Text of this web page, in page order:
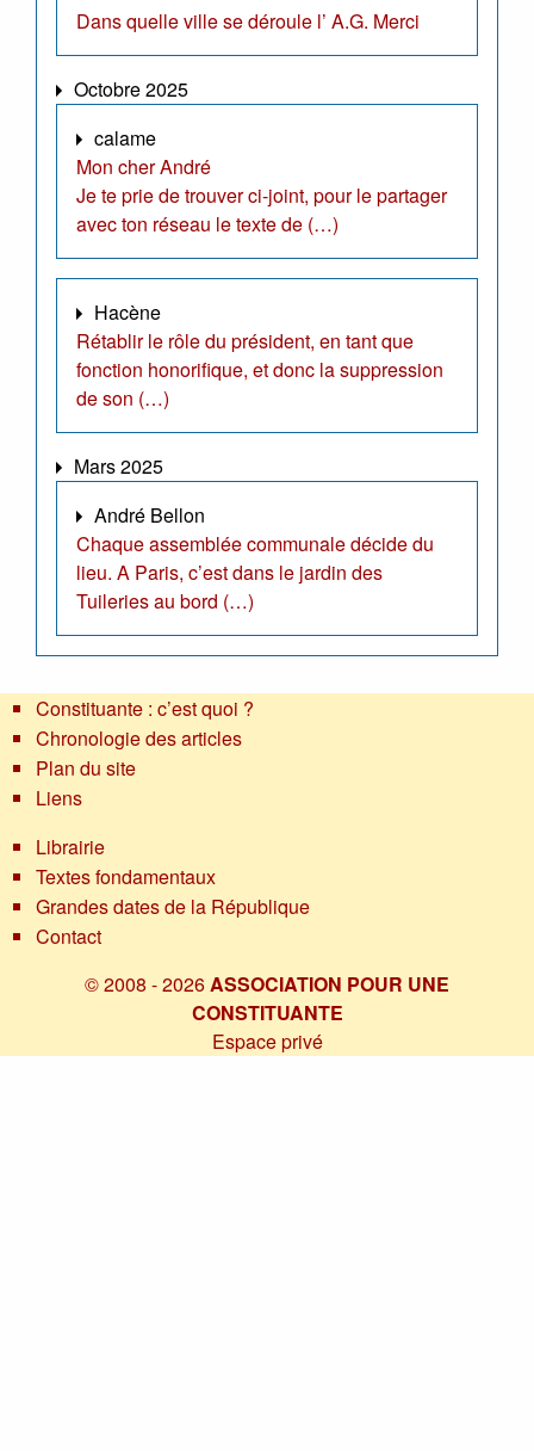
Dans quelle ville se déroule l’ A.G. Merci
Octobre 2025
calame
Mon cher André
Je te prie de trouver ci-joint, pour le partager
avec ton réseau le texte de (…)
Hacène
Rétablir le rôle du président, en tant que
fonction honorifique, et donc la suppression
de son (…)
Mars 2025
André Bellon
Chaque assemblée communale décide du
lieu. A Paris, c’est dans le jardin des
Tuileries au bord (…)
Constituante : c’est quoi ?
Chronologie des articles
Plan du site
Liens
Librairie
Textes fondamentaux
Grandes dates de la République
Contact
© 2008 - 2026 ASSOCIATION POUR UNE
CONSTITUANTE
Espace privé